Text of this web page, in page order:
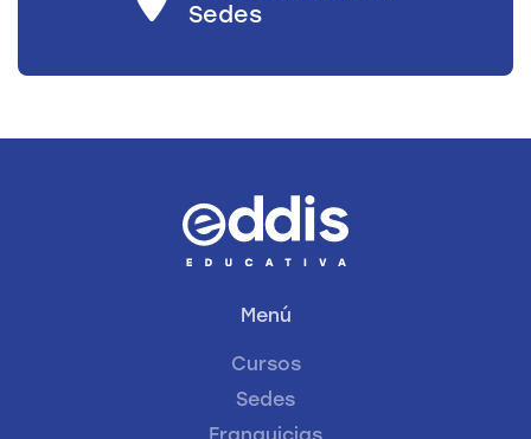
Sedes
Menú
Cursos
Sedes